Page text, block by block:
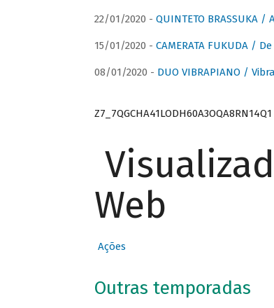
22/01/2020 - QUINTETO BRASSUKA
15/01/2020 - CAMERATA FUKUDA /
08/01/2020 - DUO VIBRAPIANO /
Z7_7QGCHA41LODH60A3OQA8RN14Q1
Web
Ações
Outras temporadas